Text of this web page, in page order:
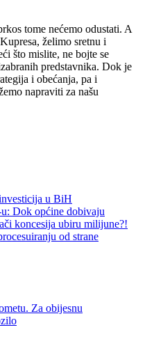
tome nećemo odustati. A
želimo sretnu i
što mislite, ne bojte se
predstavnika. Dok je
i obećanja, pa i
napraviti za našu
u BiH
Dok općine dobivaju
koncesija ubiru milijune?!
od strane